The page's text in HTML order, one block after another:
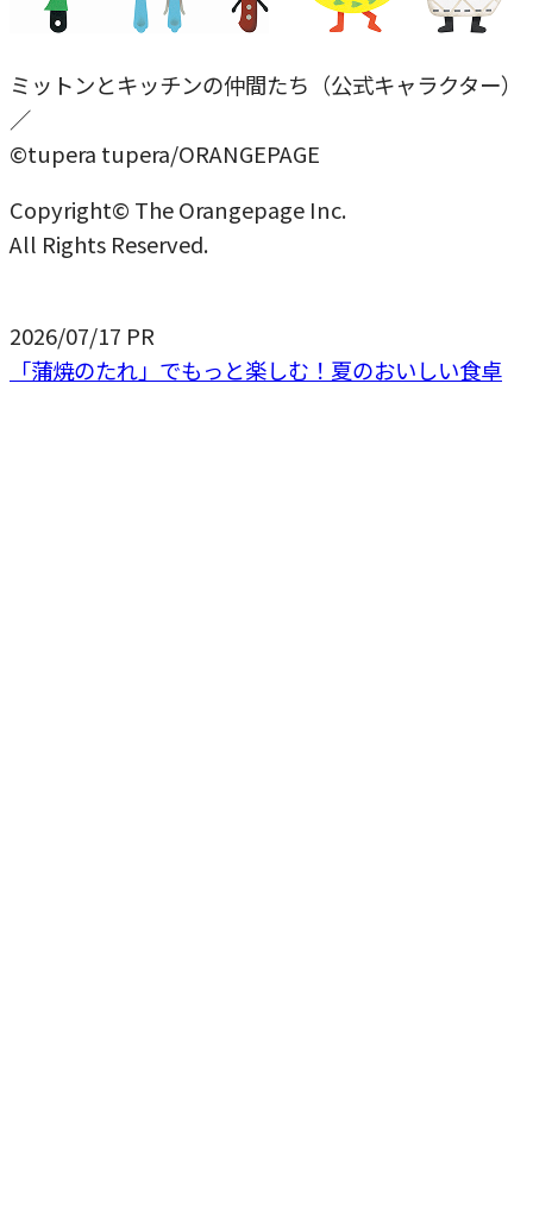
ミットンとキッチンの仲間たち（公式キャラクター）
／
©tupera tupera/ORANGEPAGE
Copyright© The Orangepage Inc.
All Rights Reserved.
2026/07/17 PR
「蒲焼のたれ」でもっと楽しむ！夏のおいしい食卓